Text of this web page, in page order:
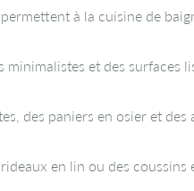
à la cuisine de
minimalistes et des surfaces
des paniers en osier et des
en lin ou des coussins